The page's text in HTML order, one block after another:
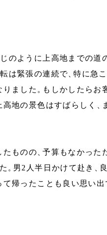
のように上高地までの道
は緊張の連続で 、特に急
りました 。もしかしたらお
地の景色はすばらしく
、
たものの 、予算もなかった
。男2人半日かけて赴き 、
帰ったことも良い思い出